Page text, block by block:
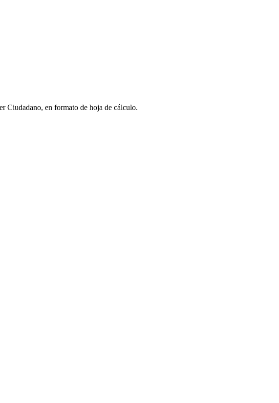
Ciudadano, en formato de hoja de cálculo.